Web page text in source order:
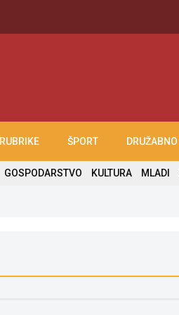
RUBRIKE ŠPORT DRUŽABNO
GOSPODARSTVO KULTURA MLADI